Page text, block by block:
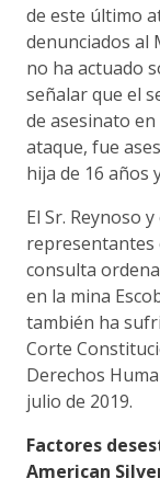
de este último
denunciados al
no ha actuado
señalar que el
de asesinato
ataque, fue
hija de 16 años
El Sr. Reynoso
representantes
consulta
en la mina
también ha
Corte
Derechos
julio de 2019.
Factores
American